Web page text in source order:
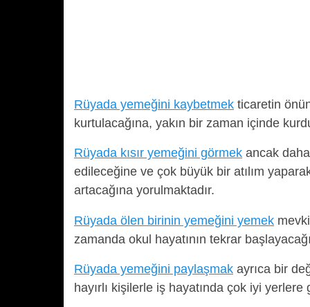
Rüyada yemeğini kaybetmek ticaretin
kurtulacağına, yakın bir zaman içinde
Rüyada kısır yemeğini görmek ancak
edileceğine ve çok büyük bir atılım
artacağına yorulmaktadır.
Rüyada ölen birinin yemeğini yemek
zamanda okul hayatının tekrar
Rüyada yemeğini paylaşmak ayrıca bir
hayırlı kişilerle iş hayatında çok iyi